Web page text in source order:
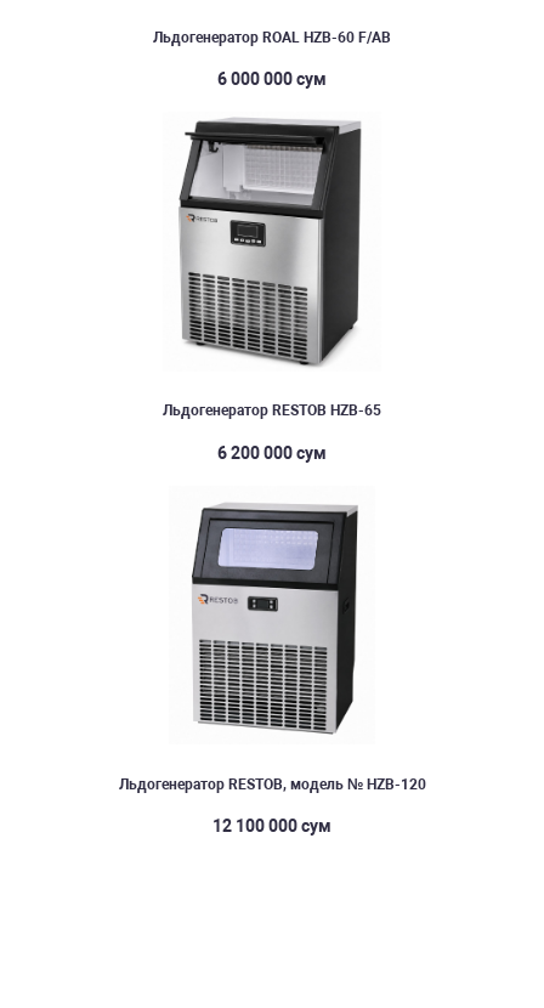
Льдогенератор ROAL HZB-60 F/AB
6 000 000 сум
Льдогенератор RESTOB HZB-65
6 200 000 сум
Льдогенератор RESTOB, модель № HZB-120
12 100 000 сум